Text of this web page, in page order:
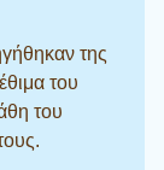
της
του
του